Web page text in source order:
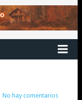
No hay comentarios